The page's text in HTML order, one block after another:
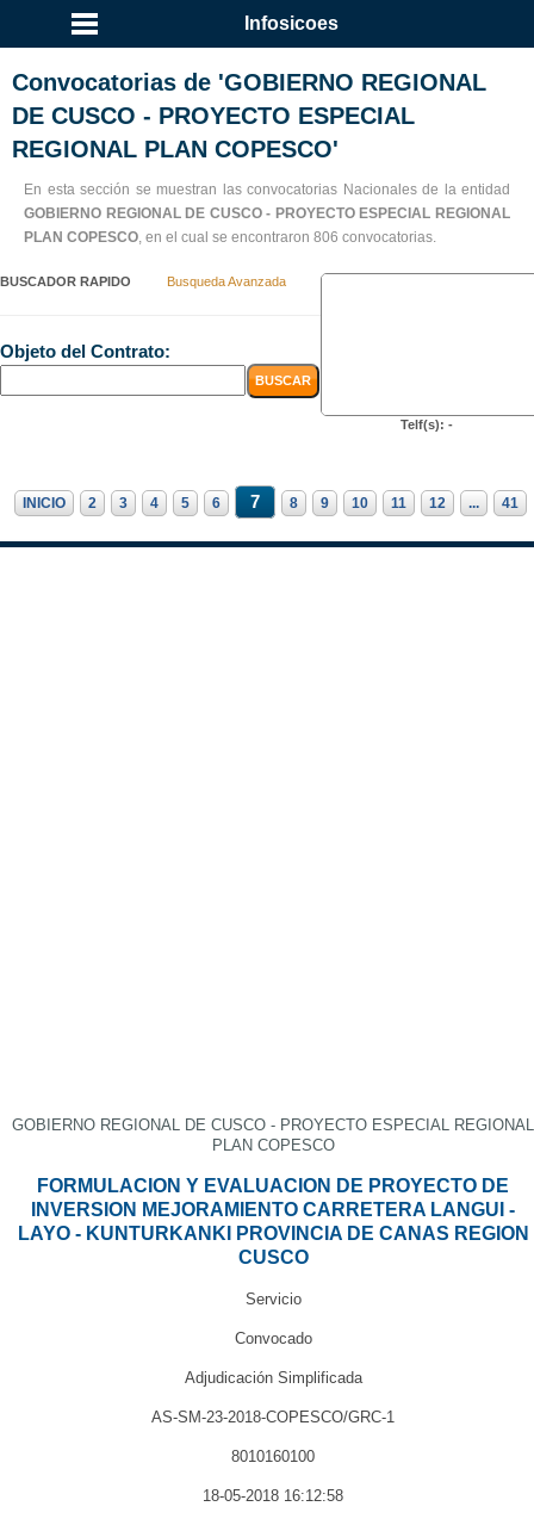
Infosicoes
Convocatorias de 'GOBIERNO REGIONAL
DE CUSCO - PROYECTO ESPECIAL
REGIONAL PLAN COPESCO'
En esta sección se muestran las convocatorias Nacionales de la entidad
GOBIERNO REGIONAL DE CUSCO - PROYECTO ESPECIAL REGIONAL
PLAN COPESCO, en el cual se encontraron 806 convocatorias.
BUSCADOR RAPIDO Busqueda Avanzada
Objeto del Contrato:
Telf(s): -
INICIO 2 3 4 5 6 7 8 9 10 11 12 ... 41
GOBIERNO REGIONAL DE CUSCO - PROYECTO ESPECIAL REGIONAL
PLAN COPESCO
FORMULACION Y EVALUACION DE PROYECTO DE
INVERSION MEJORAMIENTO CARRETERA LANGUI -
LAYO - KUNTURKANKI PROVINCIA DE CANAS REGION
CUSCO
Servicio
Convocado
Adjudicación Simplificada
AS-SM-23-2018-COPESCO/GRC-1
8010160100
18-05-2018 16:12:58